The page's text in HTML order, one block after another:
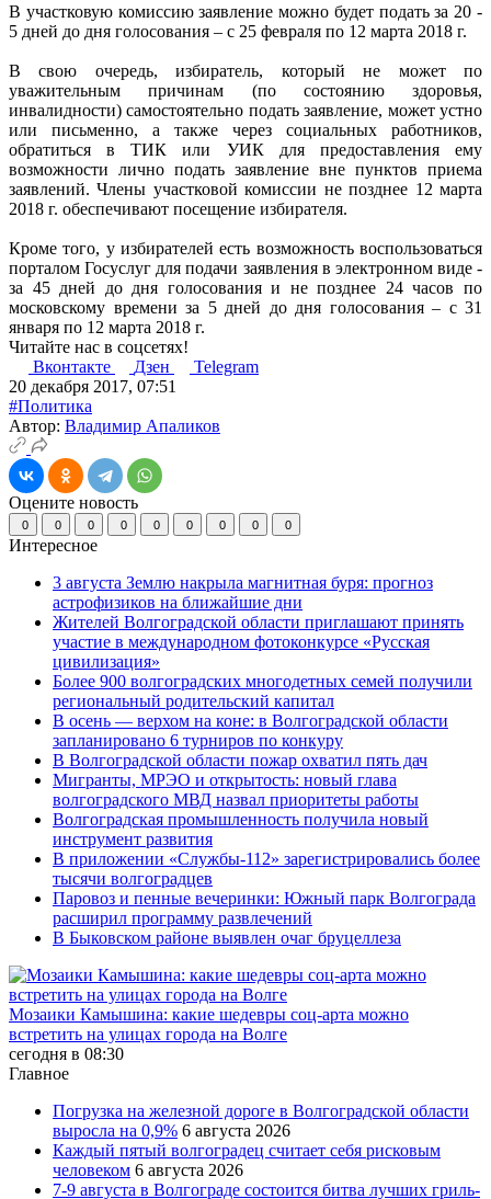
В участковую комиссию заявление можно будет подать за 20 -
5 дней до дня голосования – с 25 февраля по 12 марта 2018 г.
В свою очередь, избиратель, который не может по
уважительным причинам (по состоянию здоровья,
инвалидности) самостоятельно подать заявление, может устно
или письменно, а также через социальных работников,
обратиться в ТИК или УИК для предоставления ему
возможности лично подать заявление вне пунктов приема
заявлений. Члены участковой комиссии не позднее 12 марта
2018 г. обеспечивают посещение избирателя.
Кроме того, у избирателей есть возможность воспользоваться
порталом Госуслуг для подачи заявления в электронном виде -
за 45 дней до дня голосования и не позднее 24 часов по
московскому времени за 5 дней до дня голосования – с 31
января по 12 марта 2018 г.
Читайте нас в соцсетях!
Вконтакте
Дзен
Telegram
20 декабря 2017, 07:51
#Политика
Автор: Владимир Апаликов
Оцените новость
0 0 0 0 0 0 0 0 0
Интересное
3 августа Землю накрыла магнитная буря: прогноз
астрофизиков на ближайшие дни
Жителей Волгоградской области приглашают принять
участие в международном фотоконкурсе «Русская
цивилизация»
Более 900 волгоградских многодетных семей получили
региональный родительский капитал
В осень — верхом на коне: в Волгоградской области
запланировано 6 турниров по конкуру
В Волгоградской области пожар охватил пять дач
Мигранты, МРЭО и открытость: новый глава
волгоградского МВД назвал приоритеты работы
Волгоградская промышленность получила новый
инструмент развития
В приложении «Службы-112» зарегистрировались более
тысячи волгоградцев
Паровоз и пенные вечеринки: Южный парк Волгограда
расширил программу развлечений
В Быковском районе выявлен очаг бруцеллеза
Мозаики Камышина: какие шедевры соц-арта можно
встретить на улицах города на Волге
сегодня в 08:30
Главное
Погрузка на железной дороге в Волгоградской области
выросла на 0,9% 6 августа 2026
Каждый пятый волгоградец считает себя рисковым
человеком 6 августа 2026
7-9 августа в Волгограде состоится битва лучших гриль-